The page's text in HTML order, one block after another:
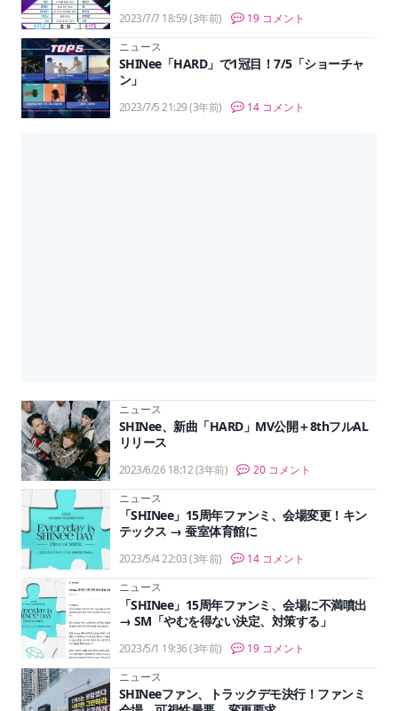
2023/7/7 18:59(3年前) 19 コメント
ニュース
SHINee「HARD」で1冠目！7/5「ショーチャ
ン」
2023/7/5 21:29(3年前) 14 コメント
ニュース
SHINee、新曲「HARD」MV公開＋8thフルAL
リリース
2023/6/26 18:12(3年前) 20 コメント
ニュース
「SHINee」15周年ファンミ、会場変更！キン
テックス → 蚕室体育館に
2023/5/4 22:03(3年前) 14 コメント
ニュース
「SHINee」15周年ファンミ、会場に不満噴出
→ SM「やむを得ない決定、対策する」
2023/5/1 19:36(3年前) 19 コメント
ニュース
SHINeeファン、トラックデモ決行！ファンミ